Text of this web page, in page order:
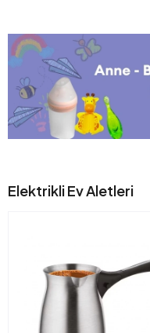
Elektrikli Ev Aletleri